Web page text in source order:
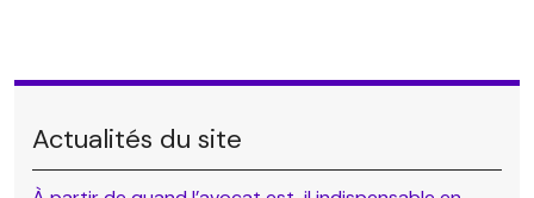
Actualités du site